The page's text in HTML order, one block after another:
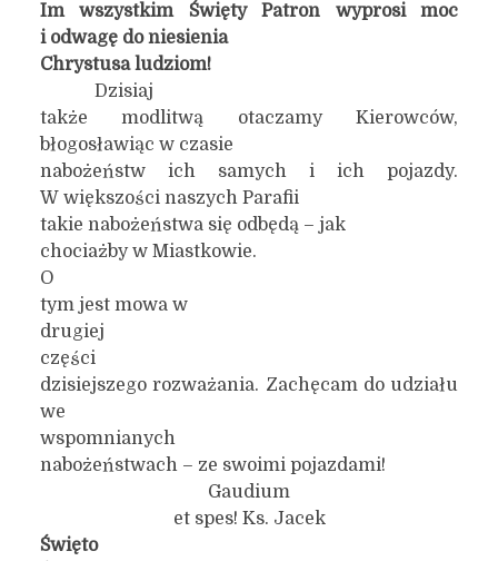
Im wszystkim Święty Patron wyprosi moc
i odwagę do niesienia
Chrystusa ludziom!
Dzisiaj
także modlitwą otaczamy Kierowców,
błogosławiąc w czasie
nabożeństw ich samych i ich pojazdy.
W większości naszych Parafii
takie nabożeństwa się odbędą – jak
chociażby w Miastkowie.
O
tym jest mowa w
drugiej
części
dzisiejszego rozważania. Zachęcam do udziału
we
wspomnianych
nabożeństwach – ze swoimi pojazdami!
Gaudium
et spes! Ks. Jacek
Święto